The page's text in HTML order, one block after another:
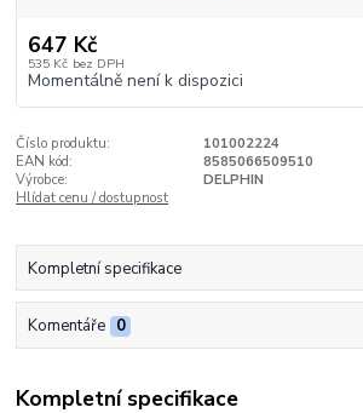
647 Kč
535 Kč bez DPH
Momentálně není k dispozici
Číslo produktu:
101002224
EAN kód:
8585066509510
Výrobce:
DELPHIN
Hlídat cenu / dostupnost
Kompletní specifikace
Komentáře 0
Kompletní specifikace